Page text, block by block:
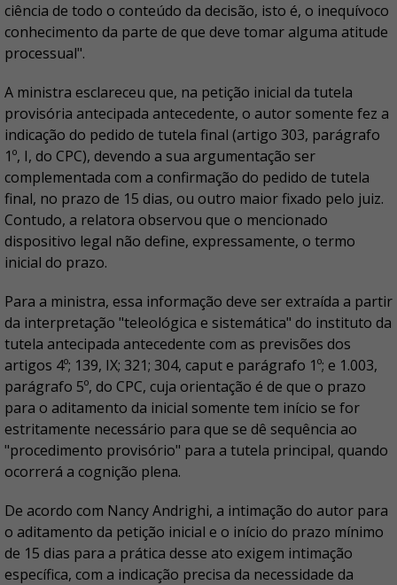
ciência de todo o conteúdo da decisão, isto é, o inequívoco
conhecimento da parte de que deve tomar alguma atitude
processual".
A ministra esclareceu que, na petição inicial da tutela
provisória antecipada antecedente, o autor somente fez a
indicação do pedido de tutela final (artigo 303, parágrafo
1º, I, do CPC), devendo a sua argumentação ser
complementada com a confirmação do pedido de tutela
final, no prazo de 15 dias, ou outro maior fixado pelo juiz.
Contudo, a relatora observou que o mencionado
dispositivo legal não define, expressamente, o termo
inicial do prazo.
Para a ministra, essa informação deve ser extraída a partir
da interpretação "teleológica e sistemática" do instituto da
tutela antecipada antecedente com as previsões dos
artigos 4º; 139, IX; 321; 304, caput e parágrafo 1º; e 1.003,
parágrafo 5º, do CPC, cuja orientação é de que o prazo
para o aditamento da inicial somente tem início se for
estritamente necessário para que se dê sequência ao
"procedimento provisório" para a tutela principal, quando
ocorrerá a cognição plena.
De acordo com Nancy Andrighi, a intimação do autor para
o aditamento da petição inicial e o início do prazo mínimo
de 15 dias para a prática desse ato exigem intimação
específica, com a indicação precisa da necessidade da